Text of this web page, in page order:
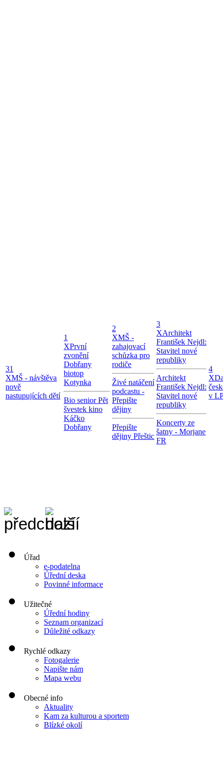
31
XMŠ - návštěva
nově
nastupujících dětí
1
XPrvní
zvonění
Dobřany
biotop
Kotynka
Bio senior Pět
švestek kino
Káčko
Dobřany
2
XMŠ -
zahajovací
schůzka pro
rodiče
Živé natáčení
podcastu -
Přepište
dějiny
Přepište
dějiny Přeštic
3
XArchitekt
František Nejdl:
Stavitel nové
republiky
Architekt
František Nejdl:
Stavitel nové
republiky
Koncerty ze
šatny - Morjane
FR
4
X
v
Úřad
e-podatelna
Úřední deska
Povinné informace
Užitečné
Úřední hodiny
Seznam organizací
Důležité odkazy
Rychlé odkazy
Fotogalerie
Napište nám
Mapa webu
Obecné info
Aktuality
Kam za kulturou a sportem
Blízké okolí